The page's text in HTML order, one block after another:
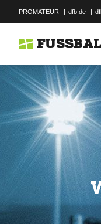
PROMATEUR | dfb.de |